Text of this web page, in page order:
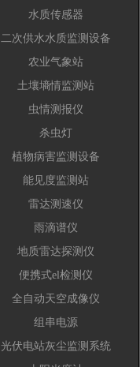
水质传感器
二次供水水质监测设备
农业气象站
土壤墒情监测站
虫情测报仪
杀虫灯
植物病害监测设备
能见度监测站
雷达测速仪
雨滴谱仪
地质雷达探测仪
便携式el检测仪
全自动天空成像仪
组串电源
光伏电站灰尘监测系统